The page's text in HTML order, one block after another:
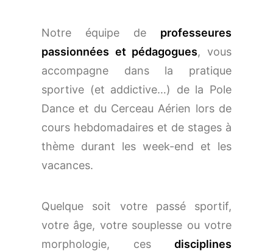
Notre équipe de professeures
passionnées et pédagogues, vous
accompagne dans la pratique
sportive (et addictive…) de la Pole
Dance et du Cerceau Aérien lors de
cours hebdomadaires et de stages à
thème durant les week-end et les
vacances.
Quelque soit votre passé sportif,
votre âge, votre souplesse ou votre
morphologie, ces disciplines